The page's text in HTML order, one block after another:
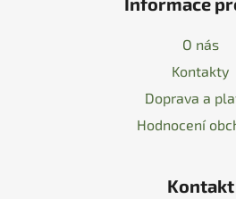
O nás
Kontakty
Doprava a
Hodnocení
Kontakt